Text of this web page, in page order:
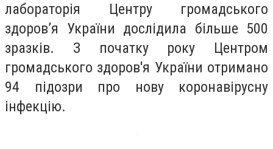
лабораторія Центру громадського
здоров’я України дослідила більше 500
зразків. З початку року Центром
громадського здоров'я України отримано
94 підозри про нову коронавірусну
інфекцію.